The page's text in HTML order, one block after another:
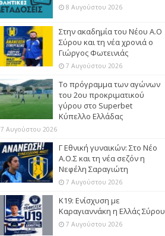
8 Αυγούστου 2026
Στην ακαδημία του Νέου Α.Ο
Σύρου και τη νέα χρονιά ο
Γιώργος Φωτεινιάς
7 Αυγούστου 2026
Το πρόγραμμα των αγώνων
του 2ου προκριματικού
γύρου στο Superbet
Κύπελλο Ελλάδας
7 Αυγούστου 2026
Γ Εθνική γυναικών: Στο Νέο
Α.Ο.Σ και τη νέα σεζόν η
Νεφέλη Σαραγιώτη
7 Αυγούστου 2026
Κ19: Ενίσχυση με
Καραγιαννάκη η Ελλάς Σύρου
7 Αυγούστου 2026